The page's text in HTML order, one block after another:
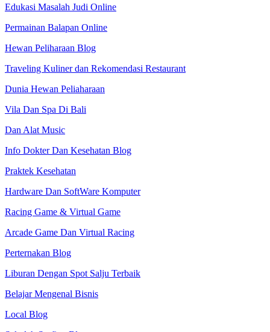
Edukasi Masalah Judi Online
Permainan Balapan Online
Hewan Peliharaan Blog
Traveling Kuliner dan Rekomendasi Restaurant
Dunia Hewan Peliaharaan
Vila Dan Spa Di Bali
Dan Alat Music
Info Dokter Dan Kesehatan Blog
Praktek Kesehatan
Hardware Dan SoftWare Komputer
Racing Game & Virtual Game
Arcade Game Dan Virtual Racing
Perternakan Blog
Liburan Dengan Spot Salju Terbaik
Belajar Mengenal Bisnis
Local Blog